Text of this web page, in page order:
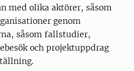
med olika aktörer, såsom
genom
såsom fallstudier,
och projektuppdrag